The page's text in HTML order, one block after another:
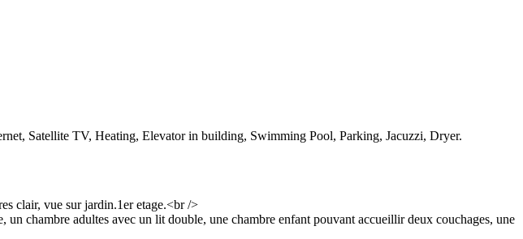
Satellite TV, Heating, Elevator in building, Swimming Pool, Parking, Jacuzzi, Dryer.
clair, vue sur jardin.1er etage.<br />
chambre adultes avec un lit double, une chambre enfant pouvant accueillir deux couchages, une